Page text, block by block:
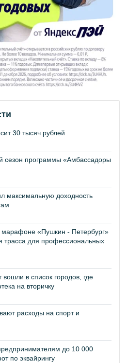
30 тысяч рублей
сезон программы «Амбассадоры
максимальную доходность
марафоне «Пушкин - Петербург»
трасса для профессиональных
в список городов, где
на вторичку
расходы на спорт и
до 10 000
по эквайрингу